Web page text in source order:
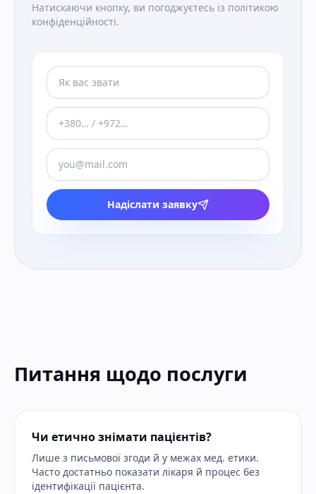
Натискаючи кнопку, ви погоджуєтесь із політикою
конфіденційності.
Надіслати заявку
Питання щодо послуги
Чи етично знімати пацієнтів?
Лише з письмової згоди й у межах мед. етики.
Часто достатньо показати лікаря й процес без
ідентифікації пацієнта.